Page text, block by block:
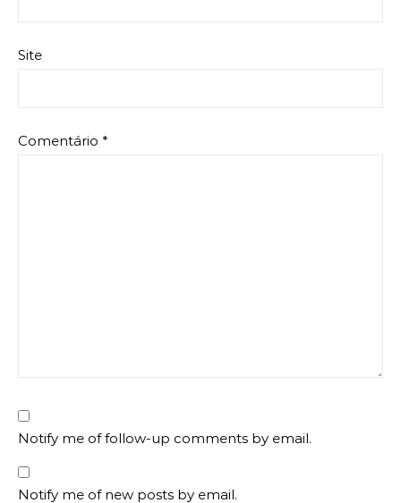
Site
Comentário *
Notify me of follow-up comments by email.
Notify me of new posts by email.